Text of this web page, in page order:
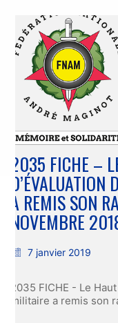
2035 FICHE –
A REMIS SON
NOVEMBRE
7 janvier 2019
2035 FICHE - Le
militaire a remis son